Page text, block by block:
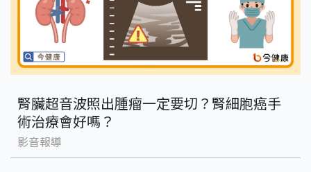
腎臟超音波照出腫瘤一定要切？腎細胞癌手
術治療會好嗎？
影音報導